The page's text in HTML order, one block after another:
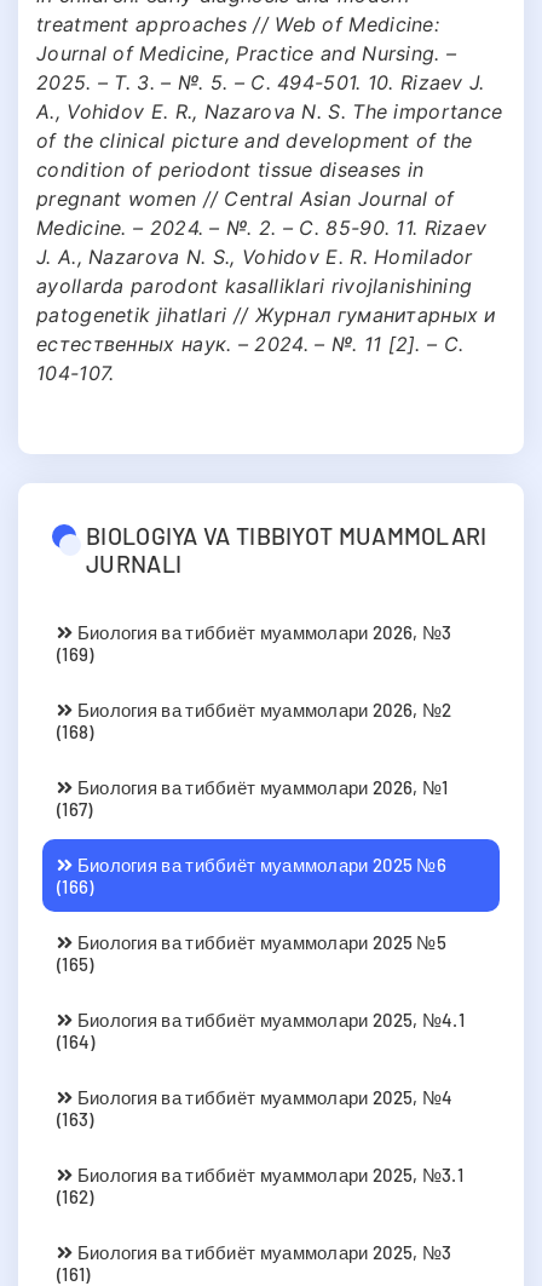
treatment approaches // Web of Medicine:
Journal of Medicine, Practice and Nursing. –
2025. – Т. 3. – №. 5. – С. 494-501. 10. Rizaev J.
A., Vohidov E. R., Nazarova N. S. The importance
of the clinical picture and development of the
condition of periodont tissue diseases in
pregnant women // Central Asian Journal of
Medicine. – 2024. – №. 2. – С. 85-90. 11. Rizaev
J. A., Nazarova N. S., Vohidov E. R. Homilador
ayollarda parodont kasalliklari rivojlanishining
patogenetik jihatlari // Журнал гуманитарных и
естественных наук. – 2024. – №. 11 [2]. – С.
104-107.
BIOLOGIYA VA TIBBIYOT MUAMMOLARI
JURNALI
Биология ва тиббиёт муаммолари 2026, №3
(169)
Биология ва тиббиёт муаммолари 2026, №2
(168)
Биология ва тиббиёт муаммолари 2026, №1
(167)
Биология ва тиббиёт муаммолари 2025 №6
(166)
Биология ва тиббиёт муаммолари 2025 №5
(165)
Биология ва тиббиёт муаммолари 2025, №4.1
(164)
Биология ва тиббиёт муаммолари 2025, №4
(163)
Биология ва тиббиёт муаммолари 2025, №3.1
(162)
Биология ва тиббиёт муаммолари 2025, №3
(161)